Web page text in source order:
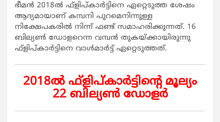
ഭീമന്‍ 2018ല്‍ ഫ്ളിപ്കാര്‍ട്ടിനെ ഏറ്റെടുത്ത ശേഷം
ആദ്യമായാണ് കമ്പനി പുറമെനിന്നുള്ള
നിക്ഷേപകരില്‍ നിന്ന് ഫണ്ട് സമാഹരിക്കുന്നത്. 16
ബില്യണ്‍ ഡോളറെന്ന വമ്പന്‍ തുകയ്ക്കായിരുന്നു
ഫ്ളിപ്കാര്‍ട്ടിനെ വാള്‍മാര്‍ട്ട് ഏറ്റെടുത്തത്.
2018ല്‍ ഫ്ളിപ്കാര്‍ട്ടിന്‍റെ മൂല്യം
22 ബില്യണ്‍ ഡോളര്‍